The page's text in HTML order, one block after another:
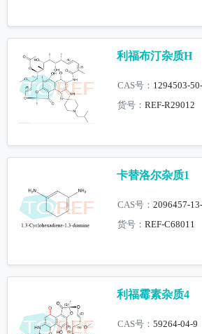
利福布汀杂质H
CAS号： 1294503-
货号：REF-R29012
卡替洛尔杂质1
CAS号：2096457-
货号：REF-C68011
利福霉素杂质4
CAS号：59264-04-9